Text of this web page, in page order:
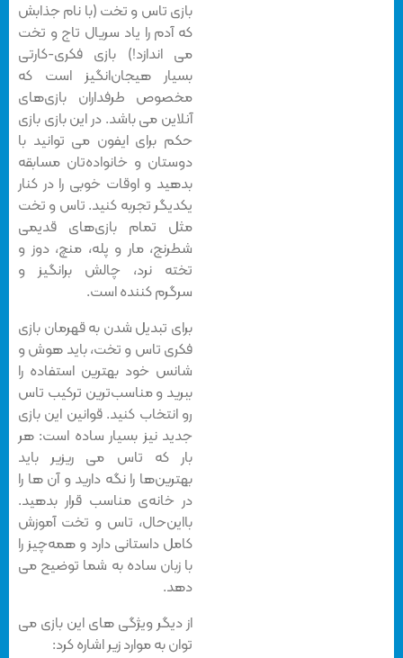
بازی تاس و تخت (با نام جذابش
که آدم را یاد سریال تاج و تخت
می اندازد!) بازی فکری-کارتی
بسیار هیجان‌انگیز است که
مخصوص طرفداران بازی‌های
آنلاین می باشد. در این بازیبازی
حکم برای ایفونمی توانید با
دوستان و خانواده‌تان مسابقه
بدهید و اوقات خوبی را در کنار
یکدیگر تجربه کنید. تاس و تخت
مثل تمام بازی‌های قدیمی
شطرنج، مار و پله، منچ، دوز و
تخته نرد، چالش برانگیز و
سرگرم کننده است.
برای تبدیل شدن به قهرمان بازی
فکری تاس و تخت، باید هوش و
شانس خود بهترین استفاده را
ببرید و مناسب‌ترین ترکیب تاس
رو انتخاب کنید. قوانین این بازی
جدید نیز بسیار ساده است: هر
بار که تاس می ریزیر باید
بهترین‌ها را نگه دارید و آن ها را
در خانه‌ی مناسب قرار بدهید.
بااین‌حال، تاس و تخت آموزش
کامل داستانی دارد و همه‌چیز را
با زبان ساده به شما توضیح می
دهد.
از دیگر ویژگی های این بازی می
توان به موارد زیر اشاره کرد: